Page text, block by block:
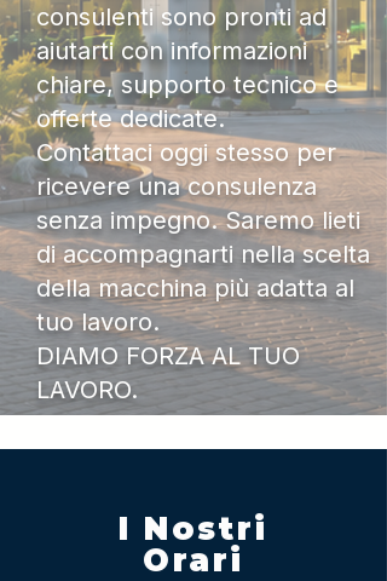
consulenti sono pronti ad
aiutarti con informazioni
chiare, supporto tecnico e
offerte dedicate.
Contattaci oggi stesso per
ricevere una consulenza
senza impegno. Saremo lieti
di accompagnarti nella scelta
della macchina più adatta al
tuo lavoro.
DIAMO FORZA AL TUO
LAVORO.
I Nostri
Orari